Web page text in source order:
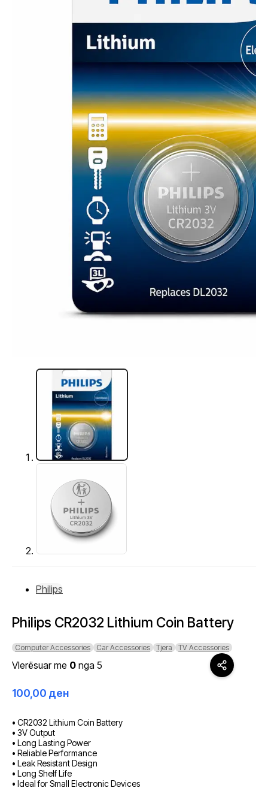
Philips
Philips CR2032 Lithium Coin Battery
Computer Accessories Car Accessories Tjera TV Accessories
Vlerësuar me 0 nga 5
100,00 ден
• CR2032 Lithium Coin Battery
• 3V Output
• Long Lasting Power
• Reliable Performance
• Leak Resistant Design
• Long Shelf Life
• Ideal for Small Electronic Devices